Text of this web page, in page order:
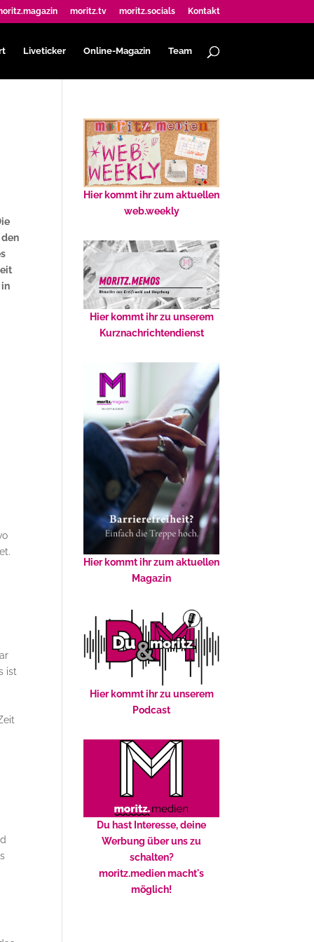
moritz.tv moritz.socials Kontakt
Liveticker Online-Magazin Team
in
ist
Hier kommt ihr zum aktuellen
web.weekly
Hier kommt ihr zu unserem
Kurznachrichtendienst
Hier kommt ihr zum aktuellen
Magazin
Hier kommt ihr zu unserem
Podcast
Du hast Interesse, deine
Werbung über uns zu
schalten?
moritz.medien macht's
möglich!